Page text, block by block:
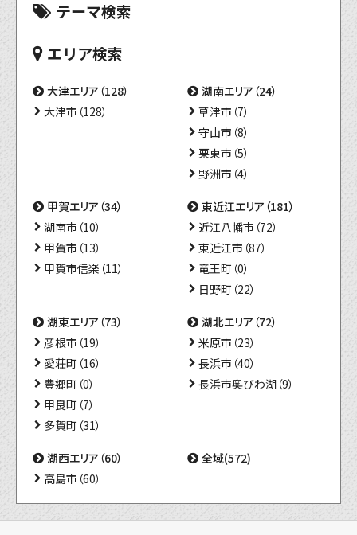
テーマ検索
エリア検索
大津エリア（128）
大津市（128）
湖南エリア（24）
草津市（7）
守山市（8）
栗東市（5）
野洲市（4）
甲賀エリア（34）
湖南市（10）
甲賀市（13）
甲賀市信楽（11）
東近江エリア（181）
近江八幡市（72）
東近江市（87）
竜王町（0）
日野町（22）
湖東エリア（73）
彦根市（19）
愛荘町（16）
豊郷町（0）
甲良町（7）
多賀町（31）
湖北エリア（72）
米原市（23）
長浜市（40）
長浜市奥びわ湖（9）
湖西エリア（60）
高島市（60）
全域(572)